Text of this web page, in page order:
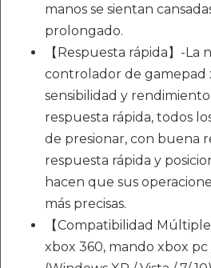
manos se sientan
prolongado.
【Respuesta rápida】-
controlador de gamepad
sensibilidad y
respuesta rápida, todos
de presionar, con buena
respuesta rápida y
hacen que sus
más precisas.
【Compatibilidad
xbox 360, mando xbox